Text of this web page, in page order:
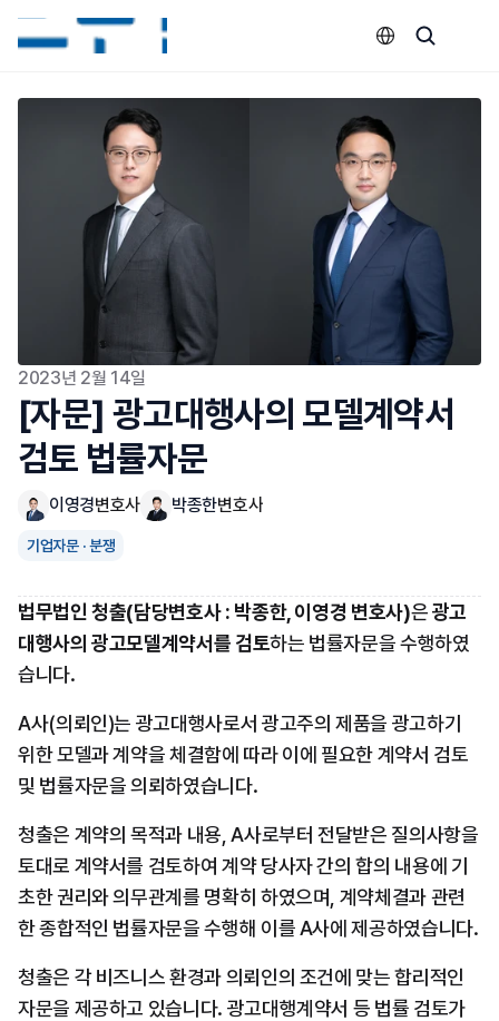
2023년 2월 14일
[자문] 광고대행사의 모델계약서
검토 법률자문
이영경변호사 박종한변호사
기업자문 · 분쟁
법무법인 청출(담당변호사 : 박종한, 이영경 변호사)은 광고
대행사의 광고모델계약서를 검토하는 법률자문을 수행하였
습니다.
A사(의뢰인)는 광고대행사로서 광고주의 제품을 광고하기
위한 모델과 계약을 체결함에 따라 이에 필요한 계약서 검토
및 법률자문을 의뢰하였습니다.
청출은 계약의 목적과 내용, A사로부터 전달받은 질의사항을
토대로 계약서를 검토하여 계약 당사자 간의 합의 내용에 기
초한 권리와 의무관계를 명확히 하였으며, 계약체결과 관련
한 종합적인 법률자문을 수행해 이를 A사에 제공하였습니다.
청출은 각 비즈니스 환경과 의뢰인의 조건에 맞는 합리적인
자문을 제공하고 있습니다. 광고대행계약서 등 법률 검토가
Select Language